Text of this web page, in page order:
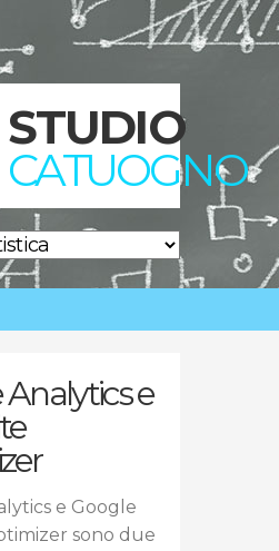
STUDIO
CATUOGNO
e
e Google
sono due